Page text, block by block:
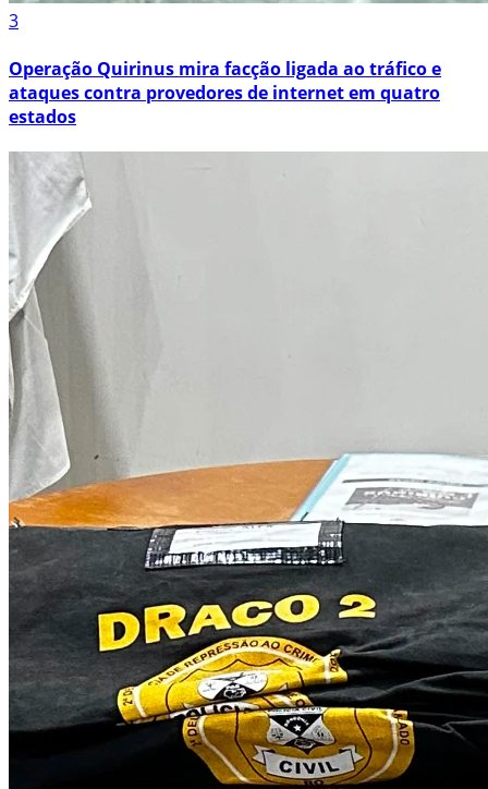
3
Operação Quirinus mira facção ligada ao tráfico e
ataques contra provedores de internet em quatro
estados